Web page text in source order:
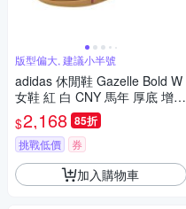
版型偏大, 建議小半號
adidas 休閒鞋 Gazelle Bold W
女鞋 紅 白 CNY 馬年 厚底 增高
膠底 愛迪達 KJ4293
$2,168 85折
挑戰低價 券
加入購物車